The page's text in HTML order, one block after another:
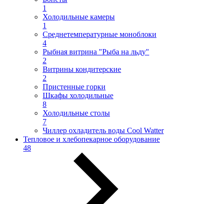
1
Холодильные камеры
1
Среднетемпературные моноблоки
4
Рыбная витрина "Рыба на льду"
2
Витрины кондитерские
2
Пристенные горки
Шкафы холодильные
8
Холодильные столы
7
Чиллер охладитель воды Cool Watter
Тепловое и хлебопекарное оборудование
48